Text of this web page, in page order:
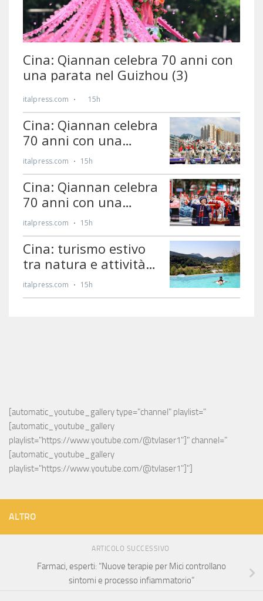
[automatic_youtube_gallery type="channel" playlist="
[automatic_youtube_gallery
playlist="https://www.youtube.com/@tvlaser1"]" channel="
[automatic_youtube_gallery
playlist="https://www.youtube.com/@tvlaser1"]"]
ALTRO
ARTICOLO SUCCESSIVO
Farmaci, esperti: “Nuove terapie per Mici controllano
sintomi e processo infiammatorio”